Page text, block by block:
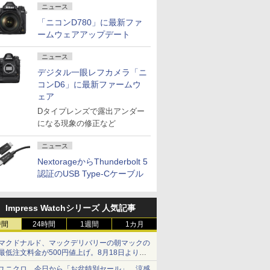
ニュース
「ニコンD780」に最新ファ
ームウェアアップデート
ニュース
デジタル一眼レフカメラ「ニ
コンD6」に最新ファームウ
ェア
Dタイプレンズで露出アンダー
になる現象の修正など
ニュース
NextorageからThunderbolt 5
認証のUSB Type-Cケーブル
Impress Watchシリーズ 人気記事
24時間 1週間 1カ月
クドナルド、マックデリバリーの朝マックの
低注文料金が500円値上げ。8月18日より
円から受付